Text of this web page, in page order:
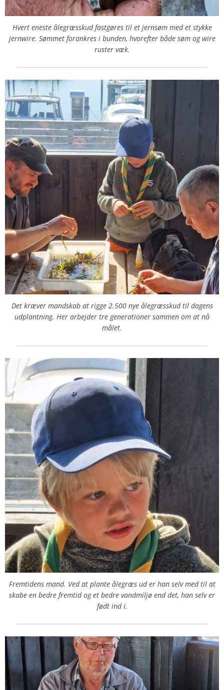
Hvert eneste ålegræsskud fastgøres til et jernsøm med et stykke
jernwire. Sømmet forankres i bunden, hvorefter både søm og wire
ruster væk.
Det kræver mandskab at rigge 2.500 nye ålegræsskud til dagens
udplantning. Her arbejder tre generationer sammen om at nå
målet.
Fremtidens mand. Ved at plante ålegræs ud er han selv med til at
skabe en bedre fremtid og et bedre vandmiljø end det, han selv er
født ind i.